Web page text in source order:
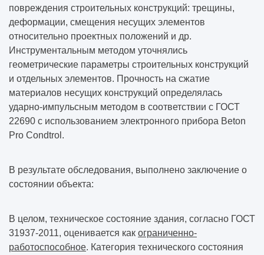
повреждения строительных конструкций: трещины,
деформации, смещения несущих элементов
относительно проектных положений и др.
Инструментальным методом уточнялись
геометрические параметры строительных конструкций
и отдельных элементов. Прочность на сжатие
материалов несущих конструкций определялась
ударно-импульсным методом в соответствии с ГОСТ
22690 с использованием электронного прибора Beton
Pro Condtrol.
В результате обследования, выполнено заключение о
состоянии объекта:
В целом, техническое состояние здания, согласно ГОСТ
31937-2011, оценивается как ограниченно-
работоспособное. Категория технического состояния